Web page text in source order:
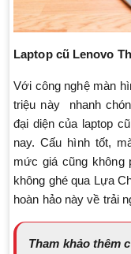
Laptop cũ Lenovo
Với công nghệ màn
triệu này nhanh
đại diện của laptop
nay. Cấu hình tốt,
mức giá cũng không
không ghé qua Lựa
hoàn hảo này về trải
Tham khảo thêm